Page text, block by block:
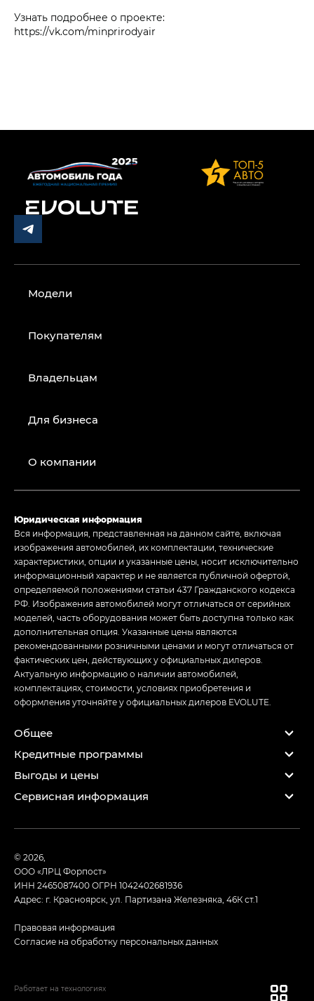
Узнать подробнее о проекте:
https://vk.com/minprirodyair
Модели
Покупателям
Владельцам
Для бизнеса
О компании
Юридическая информация
Вся информация, представленная на данном сайте, включая
изображения автомобилей, их комплектации, технические
характеристики, опции и указанные цены, носит исключительно
информационный характер и не является публичной офертой,
определяемой положениями статьи 437 Гражданского кодекса
РФ. Изображения автомобилей могут отличаться от серийных
моделей, часть оборудования может быть доступна только как
дополнительная опция. Указанные цены являются
рекомендованными розничными ценами и могут отличаться от
фактических цен, действующих у официальных дилеров.
Актуальную информацию о наличии автомобилей,
комплектациях, стоимости, условиях приобретения и
оформления уточняйте у официальных дилеров EVOLUTE.
Общее
Кредитные программы
Выгоды и цены
Сервисная информация
© 2026,
ООО «ЛРЦ Форпост»
ИНН 2465087400ОГРН 1042402681936
Адрес: г. Красноярск, ул. Партизана Железняка, 46К ст.1
Правовая информация
Согласие на обработку персональных данных
Работает на технологиях